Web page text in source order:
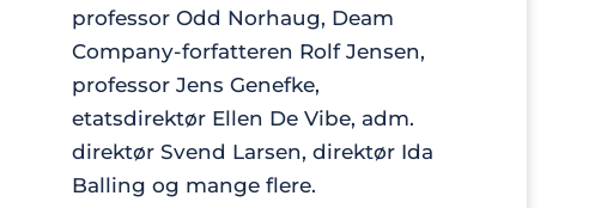
professor Odd Norhaug, Deam
Company-forfatteren Rolf Jensen,
professor Jens Genefke,
etatsdirektør Ellen De Vibe, adm.
direktør Svend Larsen, direktør Ida
Balling og mange flere.